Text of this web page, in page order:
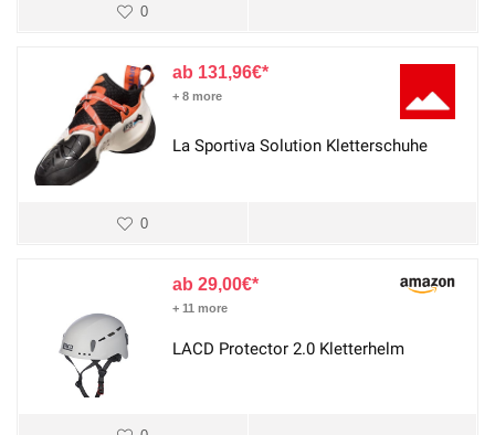
0
131,96€
+ 8 more
La Sportiva Solution Kletterschuhe
0
29,00€
+ 11 more
LACD Protector 2.0 Kletterhelm